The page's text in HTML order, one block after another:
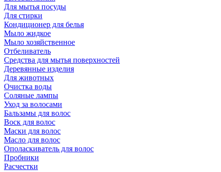
Для мытья посуды
Для стирки
Кондиционер для белья
Мыло жидкое
Мыло хозяйственное
Отбеливатель
Средства для мытья поверхностей
Деревянные изделия
Для животных
Очистка воды
Соляные лампы
Уход за волосами
Бальзамы для волос
Воск для волос
Маски для волос
Масло для волос
Ополаскиватель для волос
Пробники
Расчестки